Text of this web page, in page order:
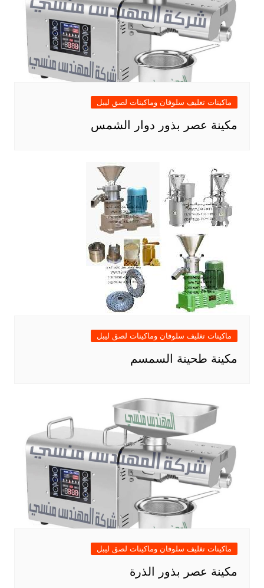
ماكينات تغليف سلوفان وماكينات لصق ليبل
مكينة عصر بذور دوار الشمس
ماكينات تغليف سلوفان وماكينات لصق ليبل
مكينة طحينة السمسم
ماكينات تغليف سلوفان وماكينات لصق ليبل
مكينة عصر بذور الذرة